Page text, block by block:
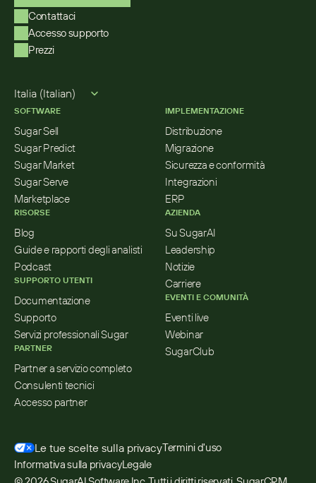
Contattaci
Accesso supporto
Prezzi
Italia (Italian)
SOFTWARE
Sugar Sell
Sugar Predict
Sugar Market
Sugar Serve
Marketplace
RISORSE
Blog
Guide e rapporti degli analisti
Podcast
SUPPORTO UTENTI
Documentazione
Supporto
Servizi professionali Sugar
PARTNER
Partner a servizio completo
Consulenti tecnici
Accesso partner
IMPLEMENTAZIONE
Distribuzione
Migrazione
Sicurezza e conformità
Integrazioni
ERP
AZIENDA
Su SugarAI
Leadership
Notizie
Carriere
EVENTI E COMUNITÀ
Eventi live
Webinar
SugarClub
Le tue scelte sulla privacyTermini d'uso
Informativa sulla privacyLegale